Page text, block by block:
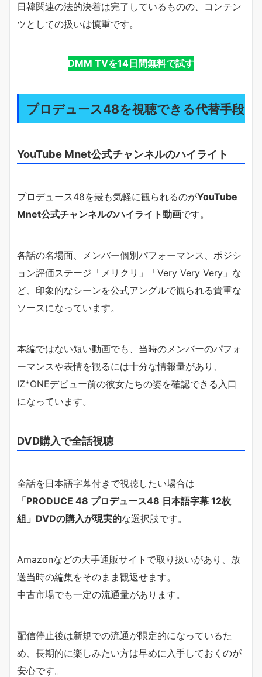
日韓関連の法的決着は完了しているものの、コンテン
ツとしての扱いは慎重です。
DMM TVを14日間無料で試す
プロデュース48を視聴できる代替手段
YouTube Mnet公式チャンネルのハイライト
プロデュース48を最も気軽に観られるのがYouTube
Mnet公式チャンネルのハイライト動画です。
各話の名場面、メンバー個別パフォーマンス、ポジシ
ョン評価ステージ「メリクリ」「Very Very Very」な
ど、印象的なシーンを公式アングルで観られる貴重な
ソースになっています。
本編ではない短い動画でも、当時のメンバーのパフォ
ーマンスや表情を観るには十分な情報量があり、
IZ*ONEデビュー前の彼女たちの姿を確認できる入口
になっています。
DVD購入で全話視聴
全話を日本語字幕付きで視聴したい場合は
「PRODUCE 48 プロデュース48 日本語字幕 12枚
組」DVDの購入が現実的な選択肢です。
Amazonなどの大手通販サイトで取り扱いがあり、放
送当時の編集をそのまま観返せます。
中古市場でも一定の流通量があります。
配信停止後は新規での流通が限定的になっているた
め、長期的に楽しみたい方は早めに入手しておくのが
安心です。